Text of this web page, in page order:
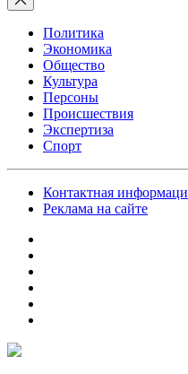
Политика
Экономика
Общество
Культура
Персоны
Происшествия
Экспертиза
Спорт
Контактная
Реклама на сайте